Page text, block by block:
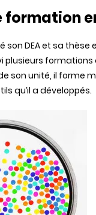
formation
son DEA et sa thèse
plusieurs
son unité, il forme
qu’il a développés.